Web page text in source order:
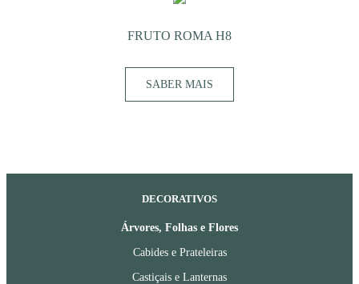
FRUTO ROMA H8
SABER MAIS
DECORATIVOS
Árvores, Folhas e Flores
Cabides e Prateleiras
Castiçais e Lanternas